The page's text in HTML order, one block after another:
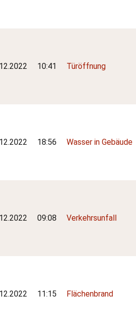
10:41 Türöffnung
18:56 Wasser in Gebäude
09:08 Verkehrsunfall
11:15 Flächenbrand